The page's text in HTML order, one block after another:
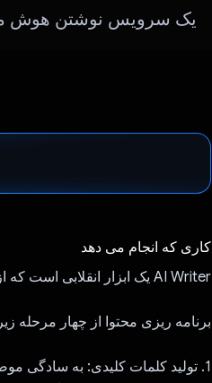
یک سرویس نوشتن هوش
کاری که انجام می دهد
AI Writer یک ابزار انقلابی است که از کل فرآیند ایجاد مقالات سئو پشتیبانی می کند.
برنامه ریزی محتوا از چهار مرحله
1. تولید کلمات کلیدی: به سادگی